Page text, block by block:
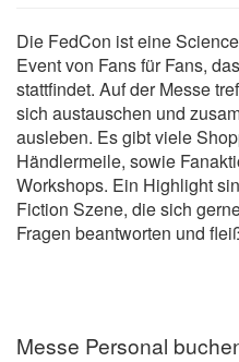
Die FedCon ist eine
Event von Fans für Fans,
stattfindet. Auf der Messe
sich austauschen und
ausleben. Es gibt viele
Händlermeile, sowie
Workshops. Ein Highlight
Fiction Szene, die sich
Fragen beantworten und
Messe Personal